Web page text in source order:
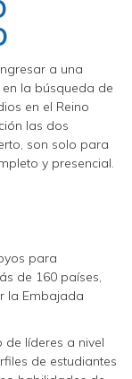
a una
la búsqueda de
en el Reino
las dos
son solo para
y presencial.
para
de 160 países,
la Embajada
líderes a nivel
de estudiantes